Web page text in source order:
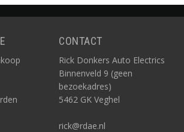
CONTACT
Rick Donkers Auto Electrics
Binnenveld 9 (geen
bezoekadres)
5462 GK Veghel
rick@rdae.nl